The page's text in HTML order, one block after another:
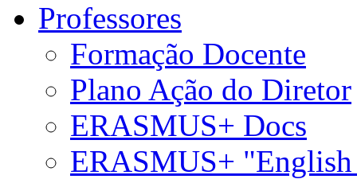
Professores
Formação Docente
Plano Ação do Diretor
ERASMUS+ Docs
ERASMUS+